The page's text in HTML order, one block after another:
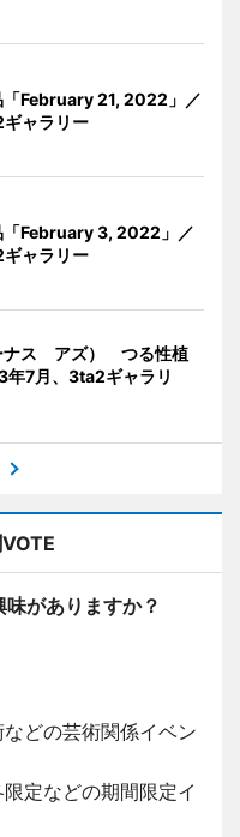
「February 21, 2022」／
ャラリー
「February 3, 2022」／
ャラリー
ナス アズ） つる性植
7月、3ta2ギャラリ
がありますか？
どの芸術関係イベン
定などの期間限定イ